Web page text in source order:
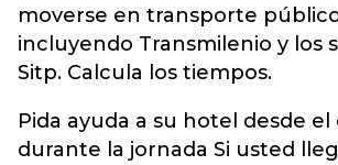
moverse en transporte
incluyendo Transmilenio y los
Sitp. Calcula los tiempos.
Pida ayuda a su hotel desde
durante la jornada Si usted